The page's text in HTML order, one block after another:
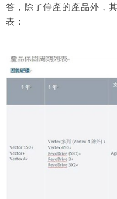
答，除了停產的產品外，
表：